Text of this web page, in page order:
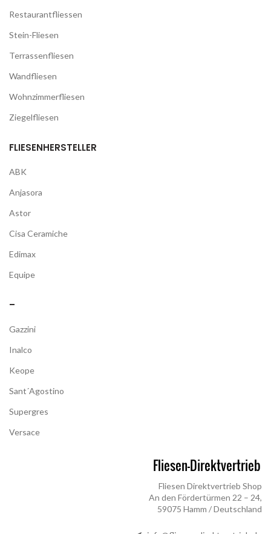
Restaurantfliessen
Stein-Fliesen
Terrassenfliesen
Wandfliesen
Wohnzimmerfliesen
Ziegelfliesen
FLIESENHERSTELLER
ABK
Anjasora
Astor
Cisa Ceramiche
Edimax
Equipe
–
Gazzini
Inalco
Keope
Sant´Agostino
Supergres
Versace
Fliesen Direktvertrieb Shop
An den Fördertürmen 22 – 24,
59075 Hamm / Deutschland